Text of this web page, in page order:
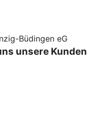
Büdingen eG
unsere Kunden